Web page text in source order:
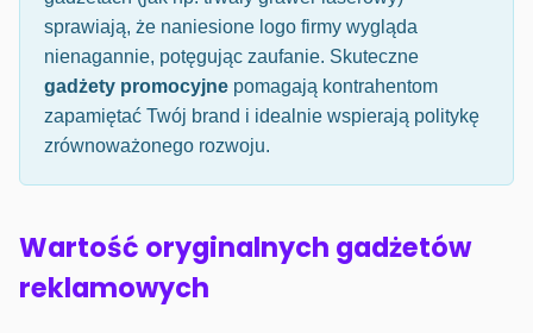
sprawiają, że naniesione logo firmy wygląda
nienagannie, potęgując zaufanie. Skuteczne
gadżety promocyjne pomagają kontrahentom
zapamiętać Twój brand i idealnie wspierają politykę
zrównoważonego rozwoju.
Wartość oryginalnych gadżetów
reklamowych